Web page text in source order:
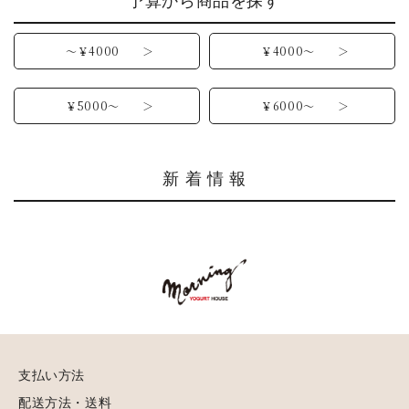
～￥4000 ＞ ￥4000～ ＞
￥5000～ ＞ ￥6000～ ＞
新 着 情 報
支払い方法
配送方法・送料